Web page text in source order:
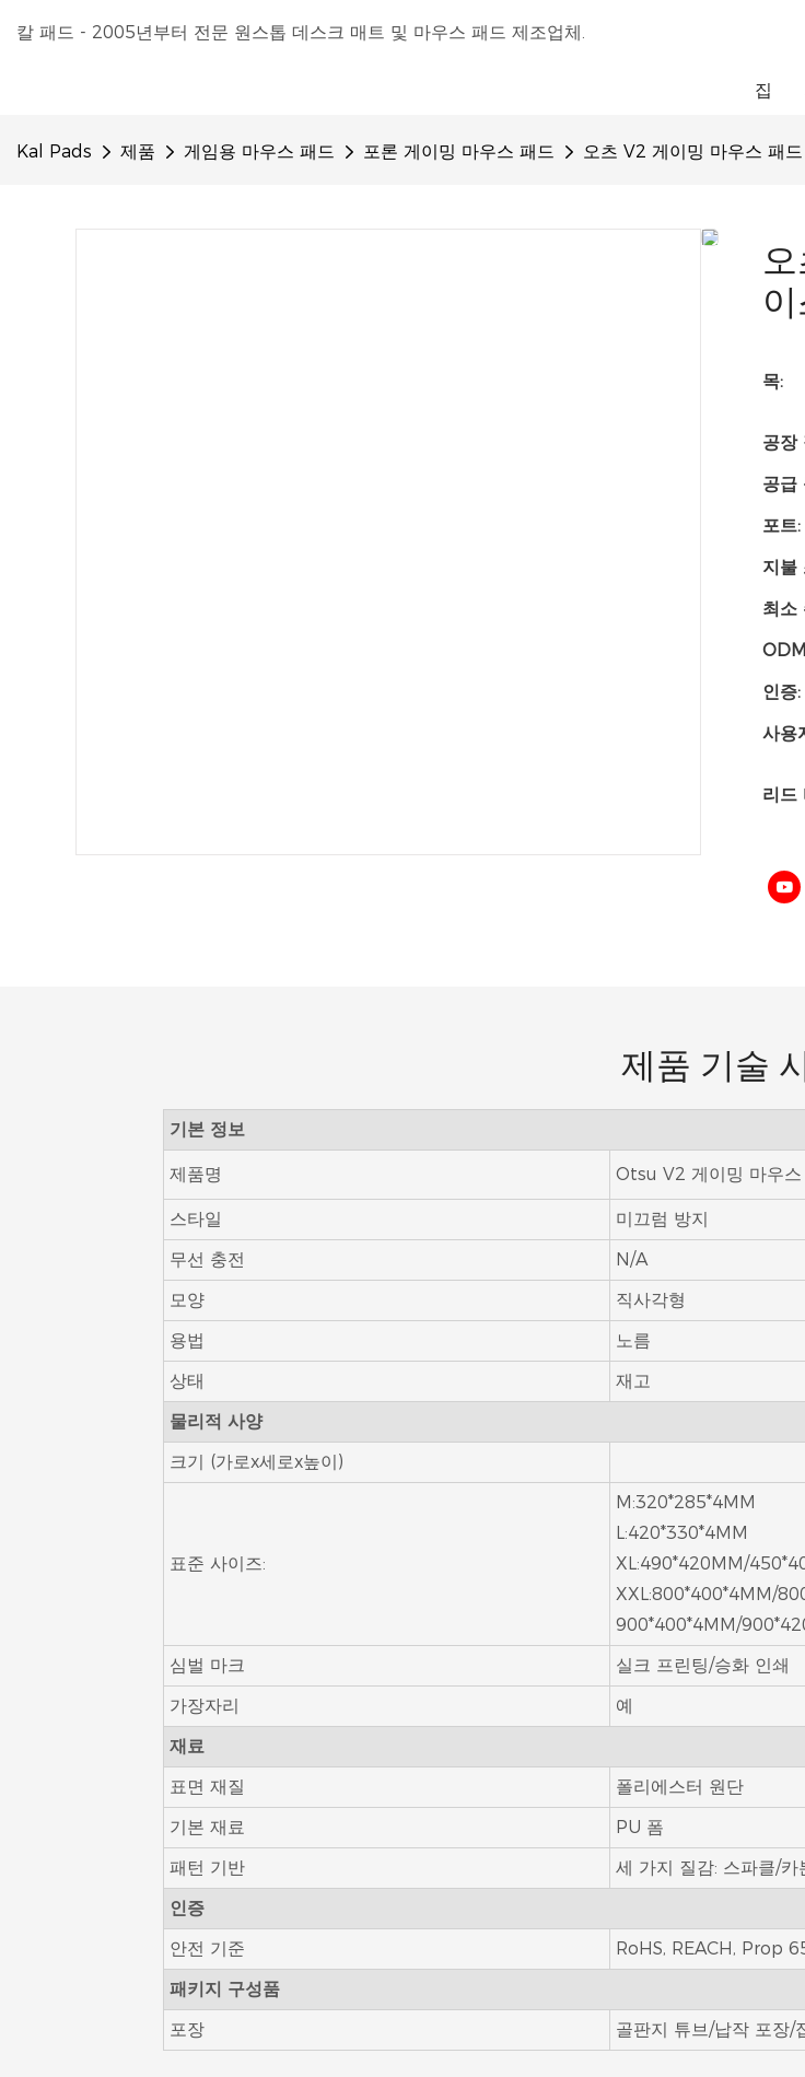
칼 패드 - 2005년부터 전문 원스톱 데스크 매트 및 마우스 패드 제조업체.
집
Kal Pads 제품 게임용 마우스 패드 포론 게이밍 마우스 패드 오츠 V2 게이밍 마우스 패
목:
공장
공급
포트:
지불
최소
인증:
사용
리드
제품 기술
기본 정보
제품명 Otsu V2 게이밍 마우
스타일
미끄럼 방지
무선 충전
N/A
모양
직사각형
용법
노름
상태
재고
물리적 사양
크기 (가로x세로x높이)
표준 사이즈:
M:320*285*4MM
L:420*330*4MM
XL:490*420MM/
XXL:800*400*4MM/
900*400*4MM/
심벌 마크
실크 프린팅/승화 인쇄
가장자리
예
재료
표면 재질
폴리에스터 원단
기본 재료
PU 폼
패턴 기반
세 가지 질감: 스파클/카
인증
안전 기준
RoHS, REACH, Prop
패키지 구성품
포장
골판지 튜브/납작 포장/